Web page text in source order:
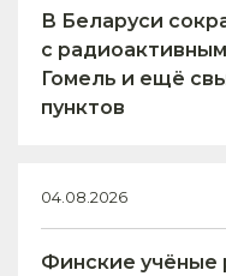
В Беларуси
с
Гомель и ещё
пунктов
04.08.2026
Финские учёные